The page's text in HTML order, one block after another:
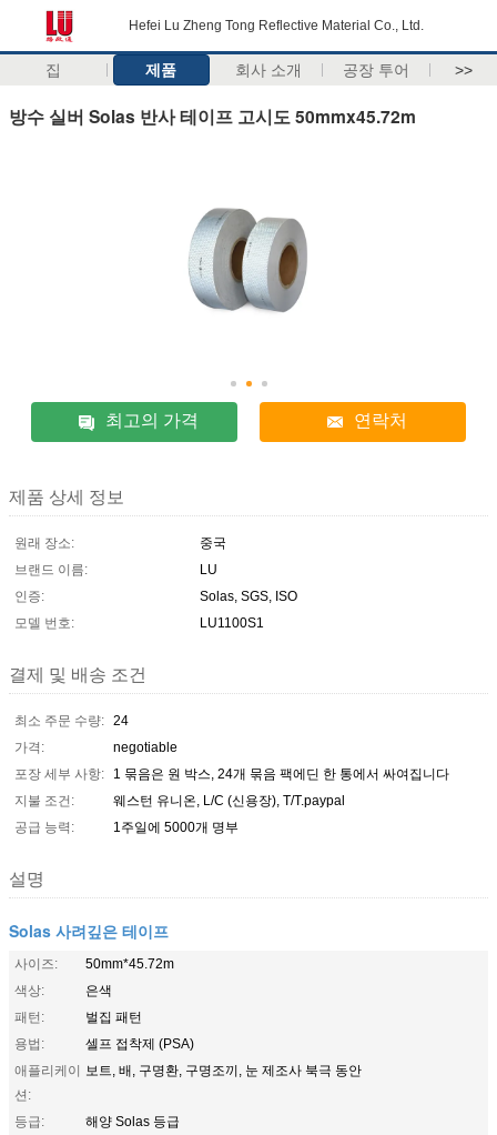
Hefei Lu Zheng Tong Reflective Material Co., Ltd.
집 제품 회사 소개 공장 투어 >>
방수 실버 Solas 반사 테이프 고시도 50mmx45.72m
최고의 가격 연락처
제품 상세 정보
원래 장소:
중국
브랜드 이름:
LU
인증:
Solas, SGS, ISO
모델 번호:
LU1100S1
결제 및 배송 조건
최소 주문 수량: 24
가격:
negotiable
포장 세부 사항:
1 묶음은 원 박스, 24개 묶음 팩에딘 한 통에서 싸여집니다
지불 조건:
웨스턴 유니온, L/C (신용장), T/T.paypal
공급 능력:
1주일에 5000개 명부
설명
Solas 사려깊은 테이프
사이즈:
50mm*45.72m
색상:
은색
패턴:
벌집 패턴
용법:
셀프 접착제 (PSA)
애플리케이
션:
보트, 배, 구명환, 구명조끼, 눈 제조사 북극 동안
등급:
해양 Solas 등급